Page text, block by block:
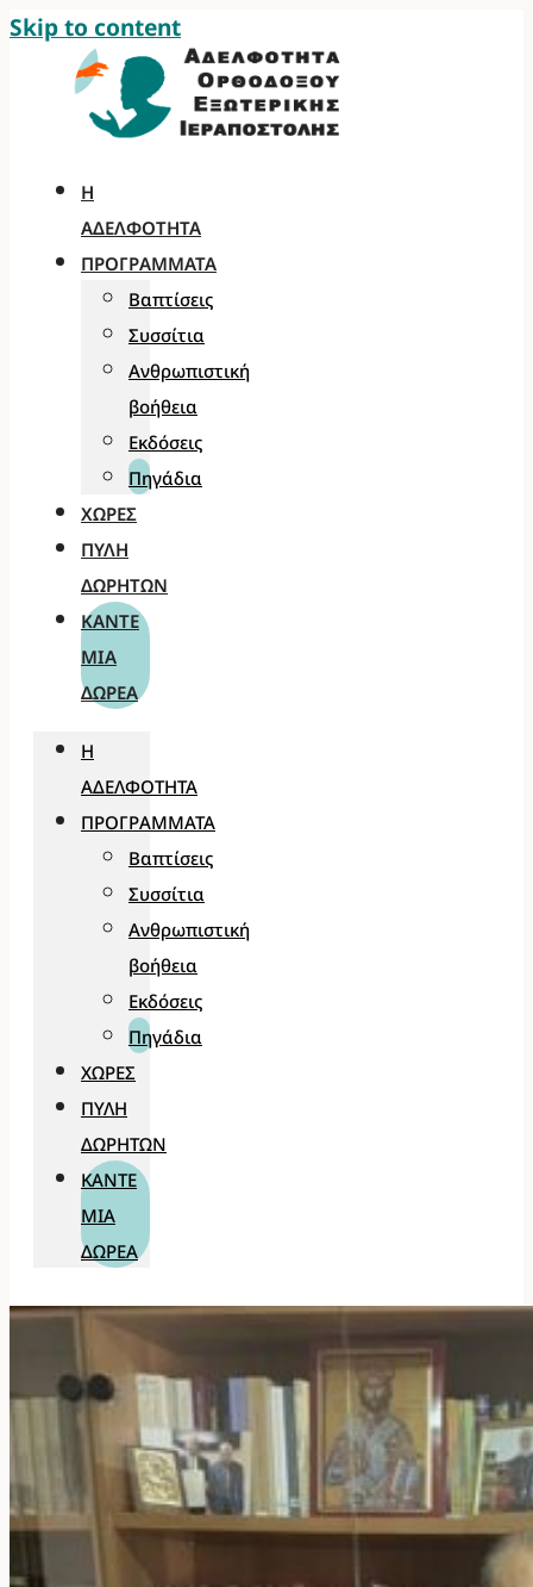
Skip to content
Η
ΑΔΕΛΦΌΤΗΤΑ
ΠΡΟΓΡΆΜΜΑΤΑ
Βαπτίσεις
Συσσίτια
Ανθρωπιστική
βοήθεια
Εκδόσεις
Πηγάδια
ΧΏΡΕΣ
ΠΎΛΗ
ΔΩΡΗΤΏΝ
ΚΆΝΤΕ
ΜΊΑ
ΔΩΡΕΆ
Η
ΑΔΕΛΦΌΤΗΤΑ
ΠΡΟΓΡΆΜΜΑΤΑ
Βαπτίσεις
Συσσίτια
Ανθρωπιστική
βοήθεια
Εκδόσεις
Πηγάδια
ΧΏΡΕΣ
ΠΎΛΗ
ΔΩΡΗΤΏΝ
ΚΆΝΤΕ
ΜΊΑ
ΔΩΡΕΆ